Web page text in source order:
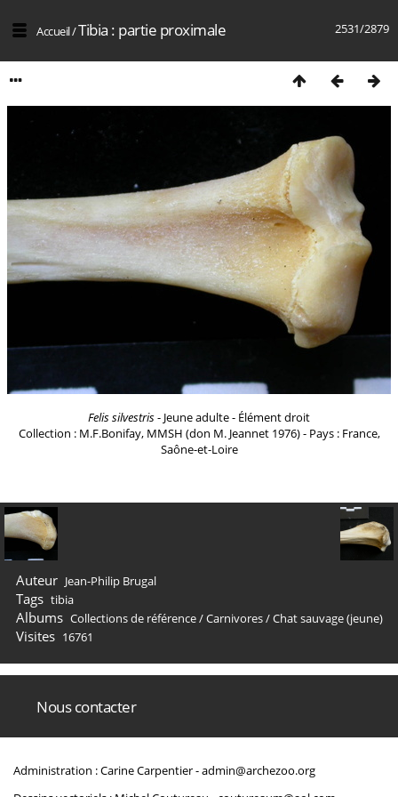
2531/2879
Accueil/Tibia : partie proximale
Felis silvestris- Jeune adulte - Élément droit
Collection : M.F.Bonifay, MMSH (don M. Jeannet 1976) - Pays : France,
Saône-et-Loire
Auteur Jean-Philip Brugal
Tags tibia
Albums Collections de référence/Carnivores/Chat sauvage (jeune)
Visites 16761
Nous contacter
Administration : Carine Carpentier -admin@archezoo.org